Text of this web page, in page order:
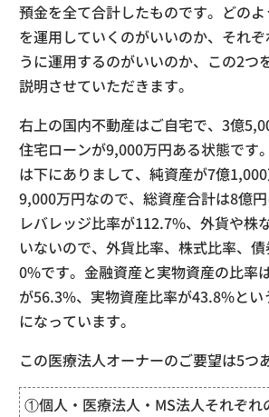
預金を全て合計したものです。どの
を運用していくのがいいのか、それ
うに運用するのがいいのか、この2つ
説明させていただきます。
右上の国内不動産はご自宅で、3億
住宅ローンが9,000万円ある状態です
は下にありまして、純資産が7億
9,000万円なので、総資産合計は8億円
レバレッジ比率が112.7%、外貨や株
いないので、外貨比率、株式比率、
0%です。金融資産と実物資産の比率
が56.3%、実物資産比率が43.8%とい
になっています。
この医療法人オーナーのご要望は5つ
①個人・医療法人・MS法人それぞれ